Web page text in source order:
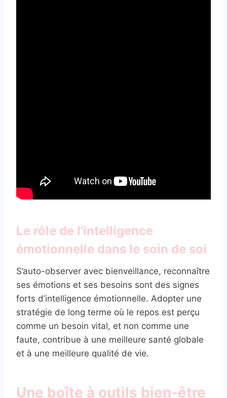
Le rôle de l’intelligence
émotionnelle dans le soin de soi
S’auto-observer avec bienveillance, reconnaître
ses émotions et ses besoins sont des signes
forts d’intelligence émotionnelle. Adopter une
stratégie de long terme où le repos est perçu
comme un besoin vital, et non comme une
faute, contribue à une meilleure santé globale
et à une meilleure qualité de vie.
Une boîte à outils bien-être